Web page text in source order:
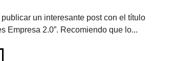
un interesante post con el título
Empresa 2.0”. Recomiendo que lo...